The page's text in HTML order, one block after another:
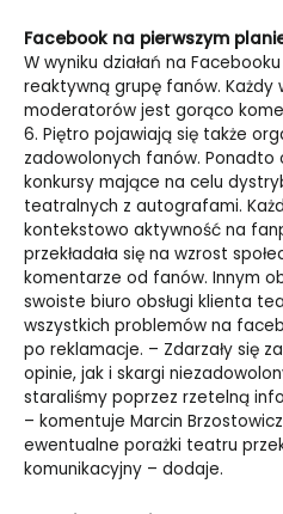
Facebook na pierwszym
W wyniku działań na
reaktywną grupę fanów. Każdy
moderatorów jest gorąco
6. Piętro pojawiają się także
zadowolonych fanów. Ponadto
konkursy mające na celu
teatralnych z autografami.
kontekstowo aktywność na
przekładała się na wzrost
komentarze od fanów. Innym
swoiste biuro obsługi klienta
wszystkich problemów na
po reklamacje. – Zdarzały się
opinie, jak i skargi
staraliśmy poprzez rzetelną
– komentuje Marcin
ewentualne porażki teatru
komunikacyjny – dodaje.